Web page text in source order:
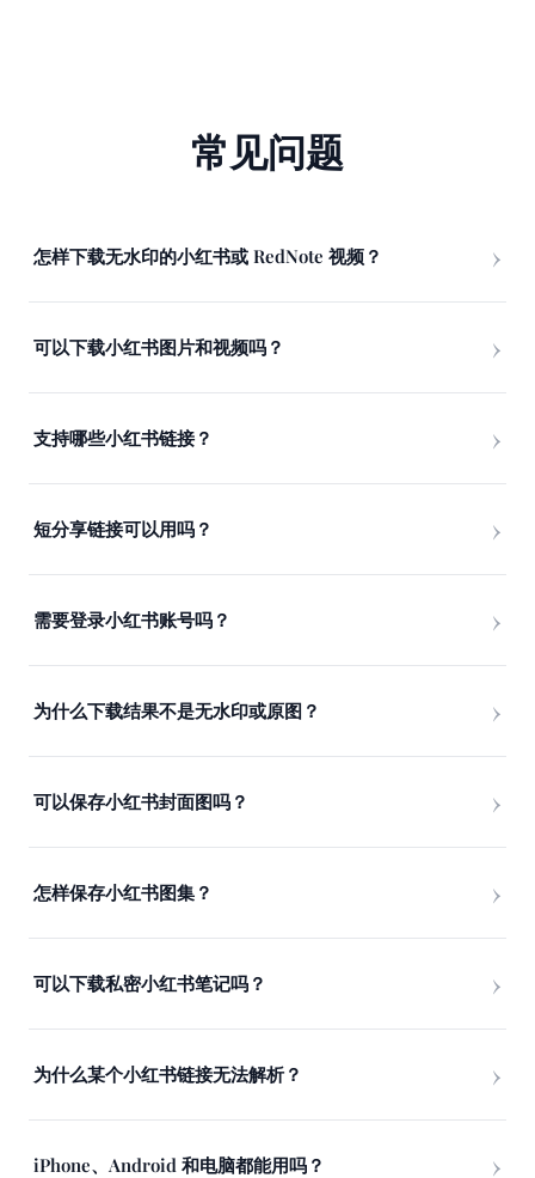
常见问题
怎样下载无水印的小红书或 RedNote 视频？
可以下载小红书图片和视频吗？
支持哪些小红书链接？
短分享链接可以用吗？
需要登录小红书账号吗？
为什么下载结果不是无水印或原图？
可以保存小红书封面图吗？
怎样保存小红书图集？
可以下载私密小红书笔记吗？
为什么某个小红书链接无法解析？
iPhone、Android 和电脑都能用吗？